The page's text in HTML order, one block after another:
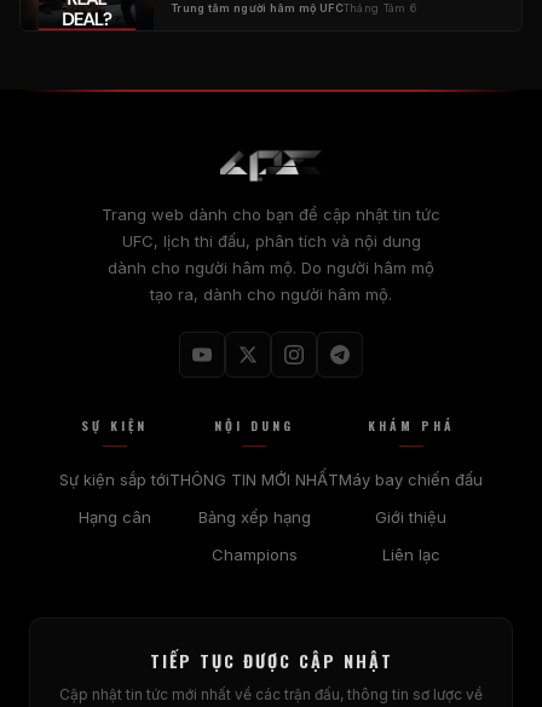
Trung tâm người hâm mộ UFCTháng Tám 6
Trang web dành cho bạn để cập nhật tin tức
UFC, lịch thi đấu, phân tích và nội dung
dành cho người hâm mộ. Do người hâm mộ
tạo ra, dành cho người hâm mộ.
SỰ KIỆN
Sự kiện sắp tới
Hạng cân
NỘI DUNG
THÔNG TIN MỚI NHẤT
Bảng xếp hạng
Champions
KHÁM PHÁ
Máy bay chiến đấu
Giới thiệu
Liên lạc
TIẾP TỤC ĐƯỢC CẬP NHẬT
Cập nhật tin tức mới nhất về các trận đấu, thông tin sơ lược về